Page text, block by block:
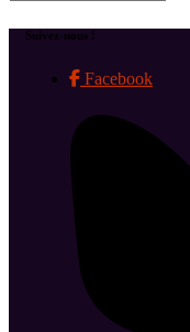
Suivez-nous !
Facebook